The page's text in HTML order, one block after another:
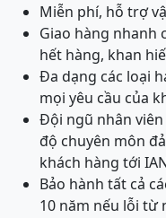
Miễn phí, hỗ trợ
Giao hàng nhanh
hết hàng, khan
Đa dạng các loại
mọi yêu cầu của
Đội ngũ nhân
độ chuyên môn
khách hàng tới
Bảo hành tất cả
10 năm nếu lỗi từ